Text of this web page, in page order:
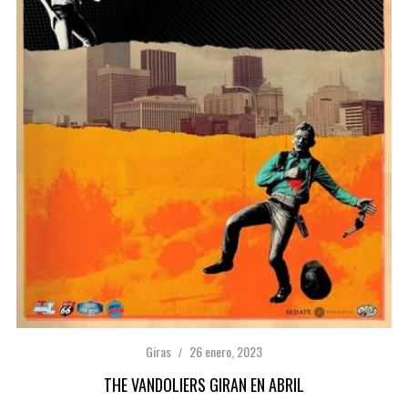
Giras 26 enero, 2023
THE VANDOLIERS GIRAN EN ABRIL